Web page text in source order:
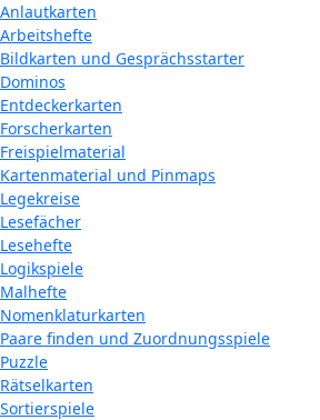
Anlautkarten
Arbeitshefte
Bildkarten und Gesprächsstarter
Dominos
Entdeckerkarten
Forscherkarten
Freispielmaterial
Kartenmaterial und Pinmaps
Legekreise
Lesefächer
Lesehefte
Logikspiele
Malhefte
Nomenklaturkarten
Paare finden und Zuordnungsspiele
Puzzle
Rätselkarten
Sortierspiele